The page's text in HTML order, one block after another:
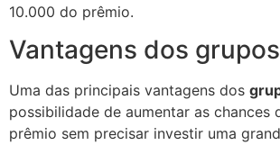
10.000 do prêmio.
Vantagens dos
Uma das principais vantagens dos
possibilidade de aumentar as chances
prêmio sem precisar investir uma